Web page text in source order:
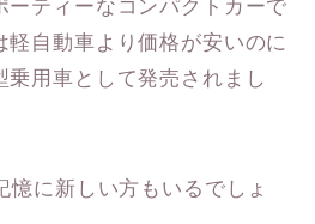
ーティーなコンパクトカーで
軽自動車より価格が安いのに
乗用車として発売されまし
憶に新しい方もいるでしょ